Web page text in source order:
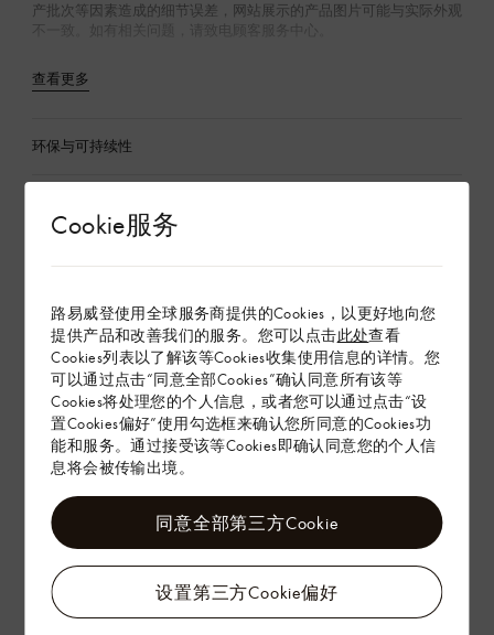
Cookie服务
路易威登使用全球服务商提供的Cookies，以更好地向您
提供产品和改善我们的服务。您可以点击此处查看
Cookies列表以了解该等Cookies收集使用信息的详情。您
可以通过点击“同意全部Cookies”确认同意所有该等
Cookies将处理您的个人信息，或者您可以通过点击“设
置Cookies偏好”使用勾选框来确认您所同意的Cookies功
能和服务。通过接受该等Cookies即确认同意您的个人信
息将会被传输出境。
设置第三方Cookie偏好
同意全部第三方Cookie
产批次等因素造成的细节误差，网站展示的产品图片可能与实际外观
不一致。如有相关问题，请致电顾客服务中心。
查看更多
环保与可持续性
配送 & 退货
赠礼